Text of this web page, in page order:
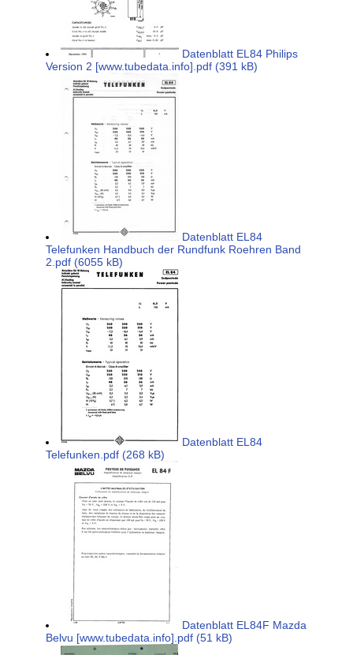
Datenblatt EL84 Philips
Version 2 [www.tubedata.info].pdf (391 kB)
Datenblatt EL84
Telefunken Handbuch der Rundfunk Roehren Band
2.pdf (6055 kB)
Datenblatt EL84
Telefunken.pdf (268 kB)
Datenblatt EL84F Mazda
Belvu [www.tubedata.info].pdf (51 kB)